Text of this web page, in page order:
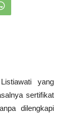
yang
sertifikat
dilengkapi